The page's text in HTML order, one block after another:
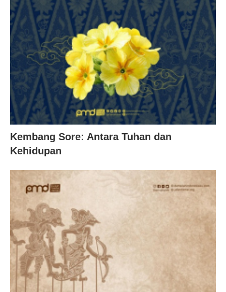
Kembang Sore: Antara Tuhan dan
Kehidupan